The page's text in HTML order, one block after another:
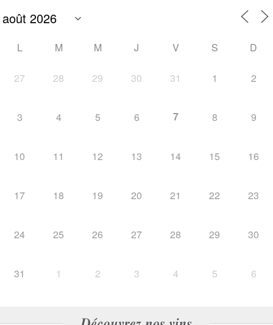
L M M J V S D
27 28 29 30 31 1 2
3 4 5 6 7 8 9
10 11 12 13 14 15 16
17 18 19 20 21 22 23
24 25 26 27 28 29 30
31 1 2 3 4 5 6